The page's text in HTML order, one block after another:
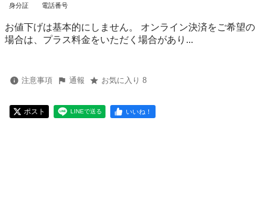
身分証 電話番号
お値下げは基本的にしません。 オンライン決済をご希望の
場合は、プラス料金をいただく場合があり...
注意事項 通報 お気に入り 8
ポスト LINEで送る いいね！